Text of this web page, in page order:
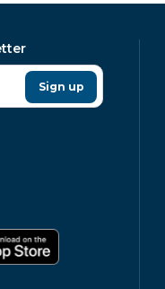
Sign up